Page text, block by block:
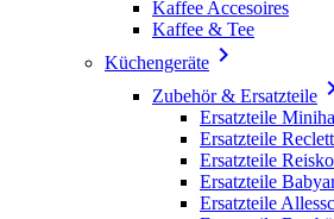
Kaffee Accesoires
Kaffee & Tee
Küchengeräte 
Zubehör & Ersatzteile
Ersatzteile
Ersatzteile
Ersatzteile
Ersatzteile
Ersatzteile